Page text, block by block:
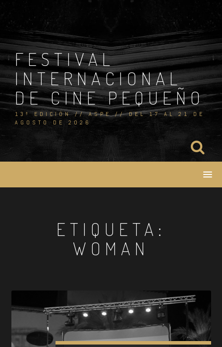
Skip
content
FESTIVAL
INTERNACIONAL
DE CINE PEQUEÑO
13ª EDICIÓN // ASPE // DEL 17 AL 21 DE
AGOSTO DE 2026
ETIQUETA:
WOMAN